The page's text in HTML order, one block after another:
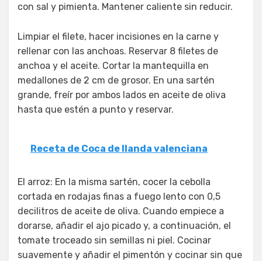
con sal y pimienta. Mantener caliente sin reducir.
Limpiar el filete, hacer incisiones en la carne y
rellenar con las anchoas. Reservar 8 filetes de
anchoa y el aceite. Cortar la mantequilla en
medallones de 2 cm de grosor. En una sartén
grande, freír por ambos lados en aceite de oliva
hasta que estén a punto y reservar.
Receta de Coca de llanda valenciana
El arroz: En la misma sartén, cocer la cebolla
cortada en rodajas finas a fuego lento con 0,5
decilitros de aceite de oliva. Cuando empiece a
dorarse, añadir el ajo picado y, a continuación, el
tomate troceado sin semillas ni piel. Cocinar
suavemente y añadir el pimentón y cocinar sin que